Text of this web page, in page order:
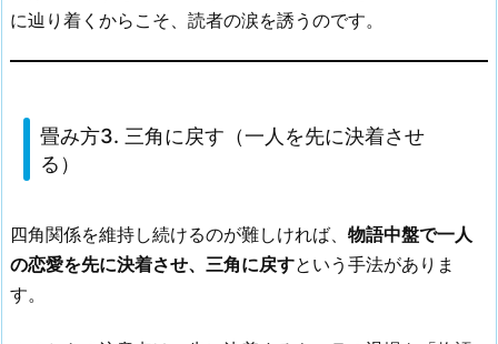
に辿り着くからこそ、読者の涙を誘うのです。
畳み方3. 三角に戻す（一人を先に決着させ
る）
四角関係を維持し続けるのが難しければ、 物語中盤で一人
の恋愛を先に決着させ、三角に戻すという手法がありま
す。